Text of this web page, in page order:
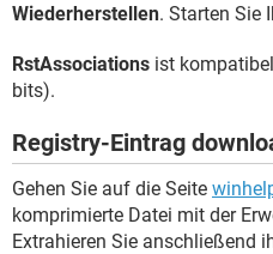
Wiederherstellen. Starten Sie
RstAssociations ist
bits).
Registry-Eintrag
Gehen Sie auf die Seite
komprimierte Datei mit der
Extrahieren Sie anschließend